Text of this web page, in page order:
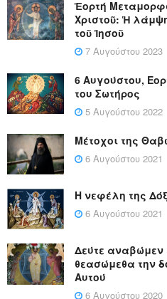
Ἑορτή
Χριστοῦ: Ἡ
τοῦ Ἰησοῦ
7 Αυγούστου 2023
6 Αυγούστου,
του Σωτήρος
5 Αυγούστου 2022
Μέτοχοι της
6 Αυγούστου 2021
Η νεφέλη της
6 Αυγούστου 2021
Δεύτε αναβώμεν
θεασώμεθα την
Αυτού
6 Αυγούστου 2020